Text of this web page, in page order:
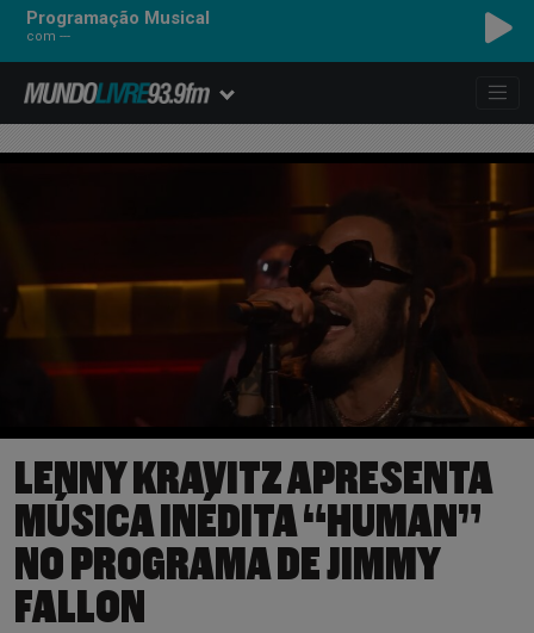
Programação Musical
com ---
LENNY KRAVITZ APRESENTA
MÚSICA INÉDITA “HUMAN”
NO PROGRAMA DE JIMMY
FALLON